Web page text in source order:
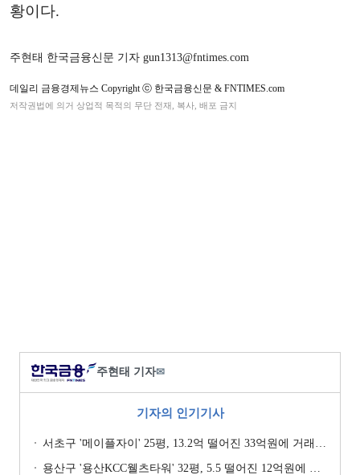
황이다.
주현태 한국금융신문 기자 gun1313@fntimes.com
데일리 금융경제뉴스 Copyright ⓒ 한국금융신문 & FNTIMES.com
저작권법에 의거 상업적 목적의 무단 전재, 복사, 배포 금지
주현태 기자✉
기자의 인기기사
서초구 '메이플자이' 25평, 13.2억 떨어진 33억원에 거래 [일일 하락가]
용산구 '용산KCC웰츠타워' 32평, 5.5 떨어진 12억원에 거래 [일일 하락가]